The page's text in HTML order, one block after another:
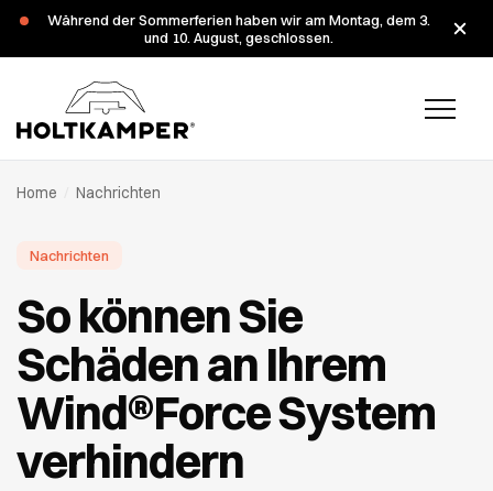
Während der Sommerferien haben wir am Montag, dem 3.
und 10. August, geschlossen.
Home Nachrichten
Nachrichten
So können Sie
Schäden an Ihrem
Wind®Force System
verhindern